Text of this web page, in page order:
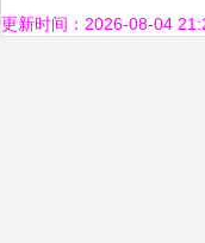
标注册
更新时间：2026-08-04